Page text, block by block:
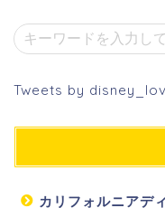
Tweets by
カリフォルニアデ